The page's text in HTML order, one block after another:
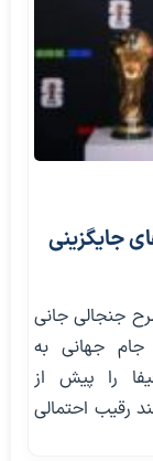
جایگزینی
جنجالی جانی
جام جهانی به
را پیش از
چند رقیب احتمالی